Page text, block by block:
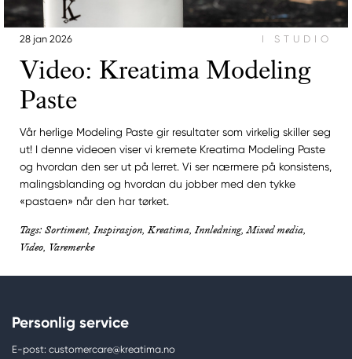
28 jan 2026 I STUDIO
Video: Kreatima Modeling
Paste
Vår herlige Modeling Paste gir resultater som virkelig skiller seg
ut! I denne videoen viser vi kremete Kreatima Modeling Paste
og hvordan den ser ut på lerret. Vi ser nærmere på konsistens,
malingsblanding og hvordan du jobber med den tykke
«pastaen» når den har tørket.
Tags: Sortiment, Inspirasjon, Kreatima, Innledning, Mixed media,
Video, Varemerke
Personlig service
E-post: customercare@kreatima.no